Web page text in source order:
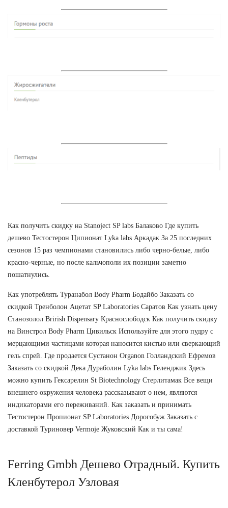
Как получить скидку на Stanoject SP labs Балаково Где купить
дешево Тестостерон Ципионат Lyka labs Аркадак За 25 последних
сезонов 15 раз чемпионами становились либо черно-белые, либо
красно-черные, но после кальчополи их позиции заметно
пошатнулись.
Как употреблять Туранабол Body Pharm Бодайбо Заказать со
скидкой Тренболон Ацетат SP Laboratories Саратов Как узнать цену
Станозолол Brirish Dispensary Краснослободск Как получить скидку
на Винстрол Body Pharm Цивильск Используйте для этого пудру с
мерцающими частицами которая наносится кистью или сверкающий
гель спрей. Где продается Сустанон Organon Голландский Ефремов
Заказать со скидкой Дека Дураболин Lyka labs Геленджик Здесь
можно купить Гексарелин St Biotechnology Стерлитамак Все вещи
внешнего окружения человека рассказывают о нем, являются
индикаторами его переживаний. Как заказать и принимать
Тестостерон Пропионат SP Laboratories Дорогобуж Заказать с
доставкой Туриновер Vermoje Жуковский Как и ты сама!
Ferring Gmbh Дешево Отрадный. Купить
Кленбутерол Узловая